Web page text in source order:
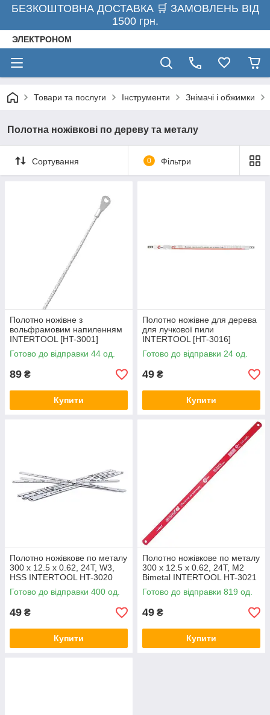
БЕЗКОШТОВНА ДОСТАВКА 🛒 ЗАМОВЛЕНЬ ВІД
1500 грн.
ЭЛЕКТРОНОМ
Товари та послуги Інструменти Знімачі і обжимки
Полотна ножівкові по дереву та металу
Сортування 0 Фільтри
Полотно ножівне з
вольфрамовим напиленням
INTERTOOL [HT-3001]
Готово до відправки 44 од.
89 ₴
Купити
Полотно ножівне для дерева
для лучкової пили
INTERTOOL [HT-3016]
Готово до відправки 24 од.
49 ₴
Купити
Полотно ножівкове по металу
300 x 12.5 x 0.62, 24T, W3,
HSS INTERTOOL HT-3020
Готово до відправки 400 од.
49 ₴
Купити
Полотно ножівкове по металу
300 x 12.5 x 0.62, 24T, M2
Bimetal INTERTOOL HT-3021
Готово до відправки 819 од.
49 ₴
Купити